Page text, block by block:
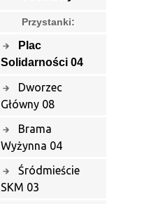
Przystanki:
Plac
Solidarności 04
Dworzec
Główny 08
Brama
Wyżynna 04
Śródmieście
SKM 03